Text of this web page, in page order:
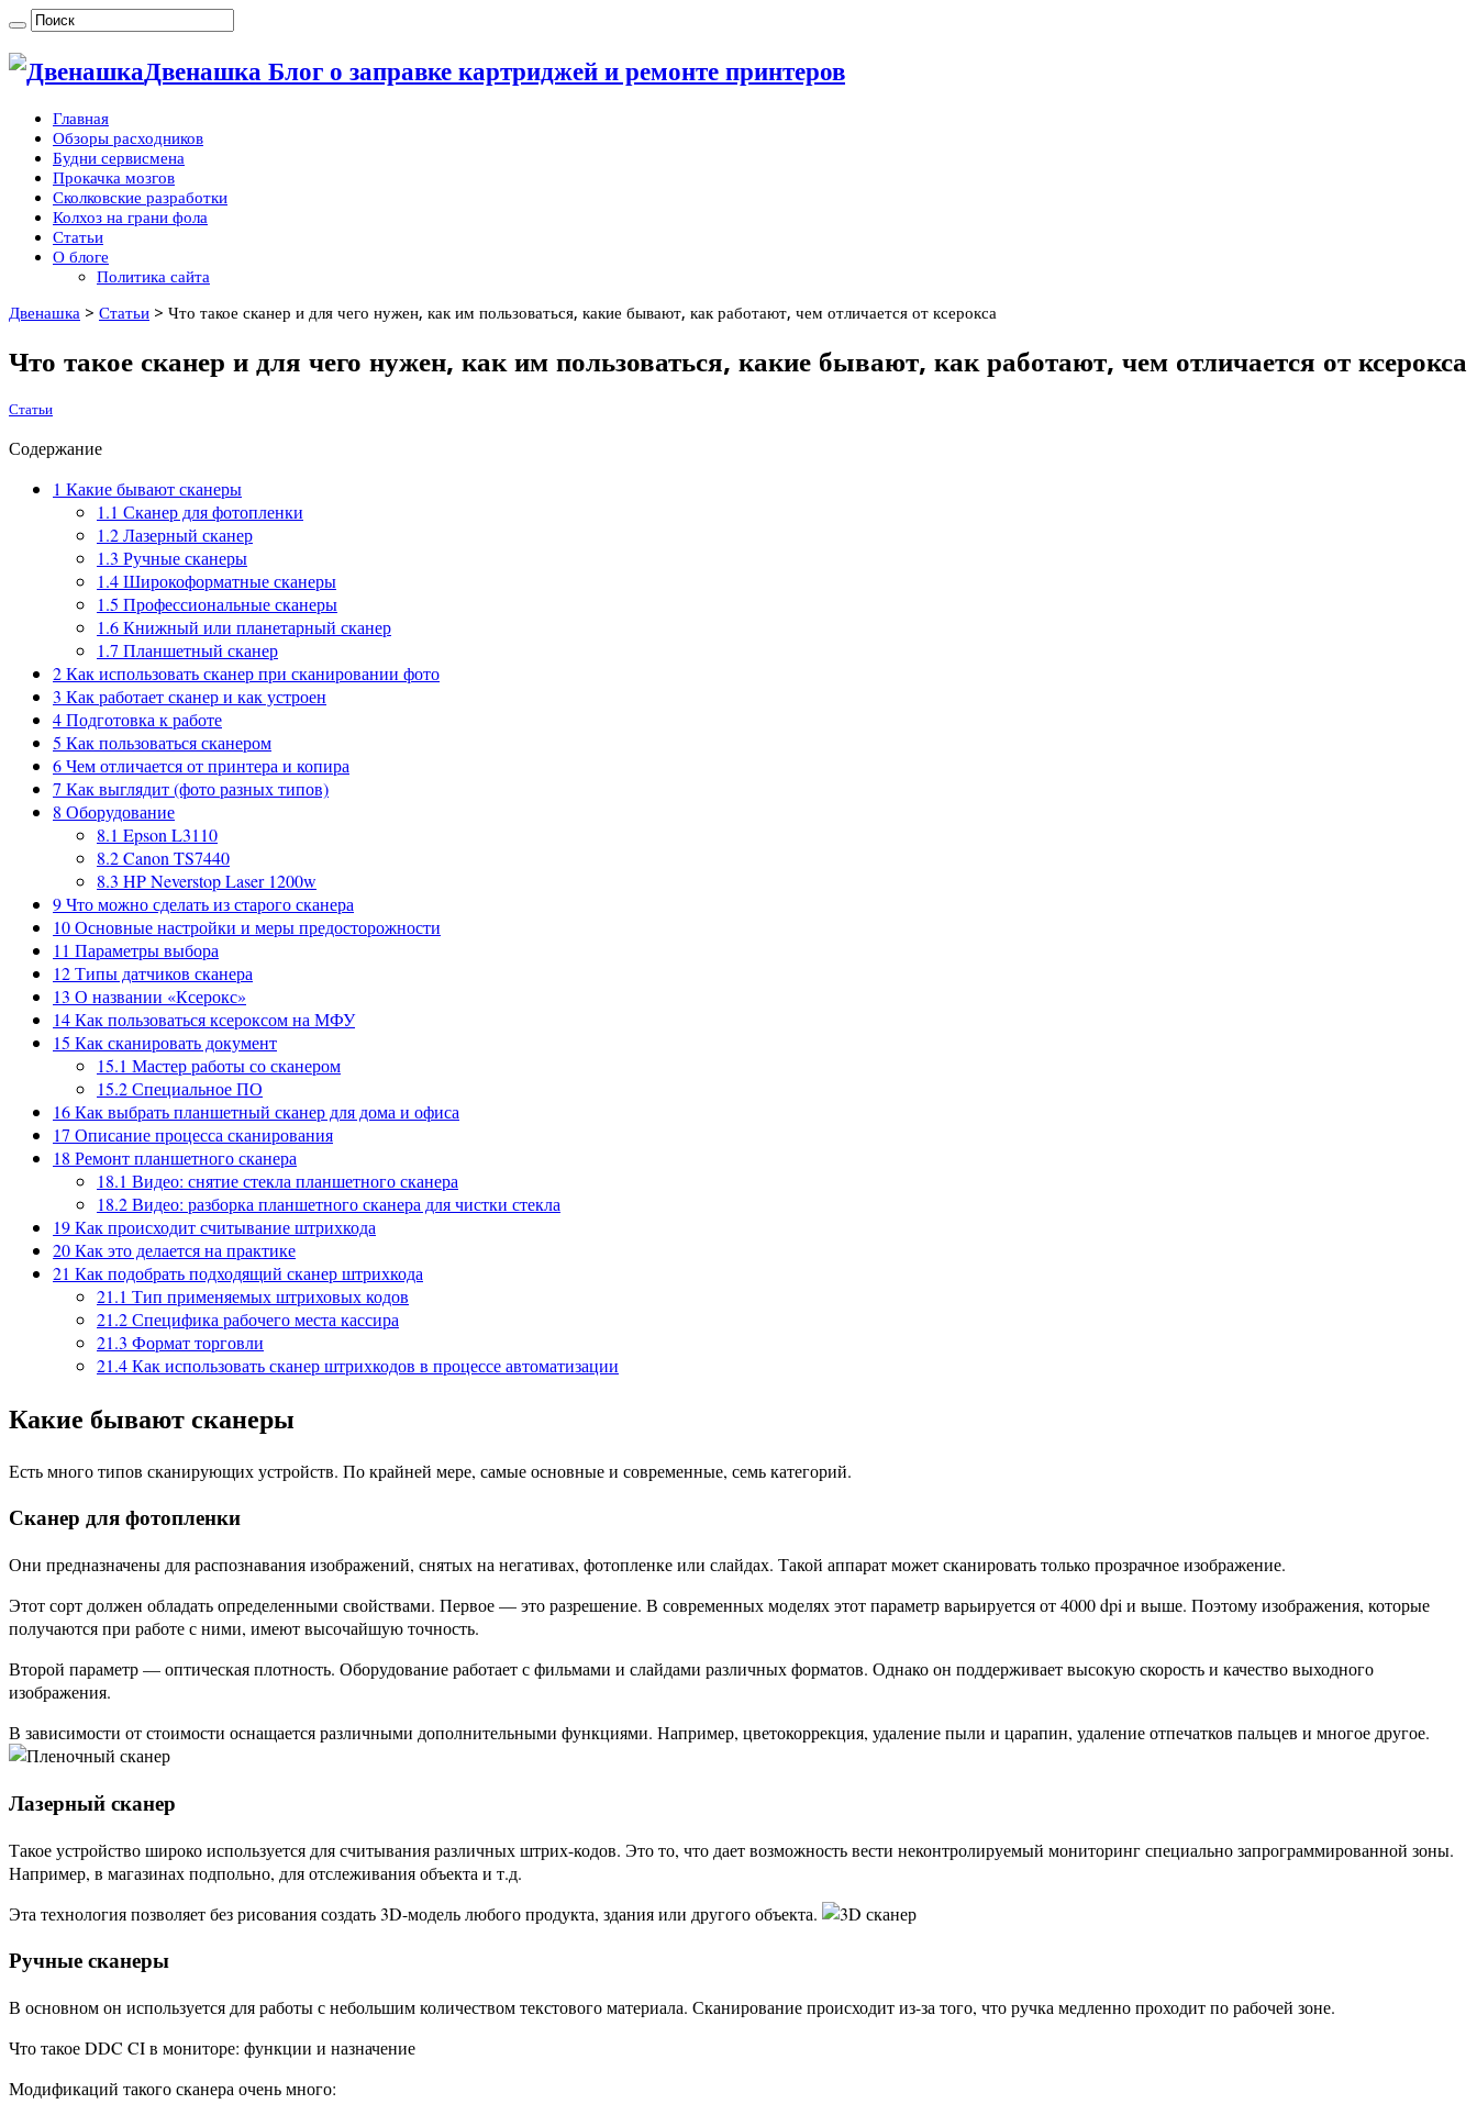
Двенашка Блог о заправке картриджей и ремонте принтеров
Главная
Обзоры расходников
Будни сервисмена
Прокачка мозгов
Сколковские разработки
Колхоз на грани фола
Статьи
О блоге
Политика сайта
Двенашка > Статьи > Что такое сканер и для чего нужен, как им пользоваться, какие бывают, как работают, чем отличается от ксерокса
Что такое сканер и для чего нужен, как им пользоваться, какие бывают, как работают, чем отличается от ксерокса
Статьи
Содержание
1 Какие бывают сканеры
1.1 Сканер для фотопленки
1.2Лазерный сканер
1.3 Ручные сканеры
1.4Широкоформатные сканеры
1.5 Профессиональные сканеры
1.6Книжный или планетарный сканер
1.7 Планшетный сканер
2Как использовать сканер при сканировании фото
3 Как работает сканер и как устроен
4Подготовка к работе
5 Как пользоваться сканером
6Чем отличается от принтера и копира
7 Как выглядит (фото разных типов)
8 Оборудование
8.1 Epson L3110
8.2Canon TS7440
8.3 HP Neverstop Laser 1200w
9Что можно сделать из старого сканера
10Основные настройки и меры предосторожности
11 Параметры выбора
12Типы датчиков сканера
13 О названии «Ксерокс»
14Как пользоваться ксероксом на МФУ
15 Как сканировать документ
15.1 Мастер работы со сканером
15.2Специальное ПО
16Как выбрать планшетный сканер для дома и офиса
17 Описание процесса сканирования
18 Ремонт планшетного сканера
18.1 Видео: снятие стекла планшетного сканера
18.2Видео: разборка планшетного сканера для чистки стекла
19Как происходит считывание штрихкода
20Как это делается на практике
21 Как подобрать подходящий сканер штрихкода
21.1 Тип применяемых штриховых кодов
21.2Специфика рабочего места кассира
21.3 Формат торговли
21.4Как использовать сканер штрихкодов в процессе автоматизации
Какие бывают сканеры
Есть много типов сканирующих устройств. По крайней мере, самые основные и современные, семь категорий.
Сканер для фотопленки
Они предназначены для распознавания изображений, снятых на негативах, фотопленке или слайдах. Такой аппарат может сканировать только прозрачное изображение.
Этот сорт должен обладать определенными свойствами. Первое — это разрешение. В современных моделях этот параметр варьируется от 4000 dpi и выше. Поэтому изображения, которые
получаются при работе с ними, имеют высочайшую точность.
Второй параметр — оптическая плотность. Оборудование работает с фильмами и слайдами различных форматов. Однако он поддерживает высокую скорость и качество выходного
изображения.
В зависимости от стоимости оснащается различными дополнительными функциями. Например, цветокоррекция, удаление пыли и царапин, удаление отпечатков пальцев и многое другое.
Лазерный сканер
Такое устройство широко используется для считывания различных штрих-кодов. Это то, что дает возможность вести неконтролируемый мониторинг специально запрограммированной зоны.
Например, в магазинах подпольно, для отслеживания объекта и т.д.
Эта технология позволяет без рисования создать 3D-модель любого продукта, здания или другого объекта.
Ручные сканеры
В основном он используется для работы с небольшим количеством текстового материала. Сканирование происходит из-за того, что ручка медленно проходит по рабочей зоне.
Что такое DDC CI в мониторе: функции и назначение
Модификаций такого сканера очень много: